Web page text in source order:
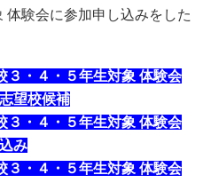
体験会に参加申し込みをした
３・４・５年生対象 体験会
望校候補
３・４・５年生対象 体験会
み
３・４・５年生対象 体験会